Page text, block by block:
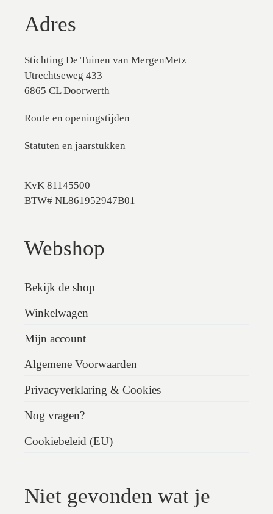
Adres
Stichting De Tuinen van MergenMetz
Utrechtseweg 433
6865 CL Doorwerth
Route en openingstijden
Statuten en jaarstukken
KvK 81145500
BTW# NL861952947B01
Webshop
Bekijk de shop
Winkelwagen
Mijn account
Algemene Voorwaarden
Privacyverklaring & Cookies
Nog vragen?
Cookiebeleid (EU)
Niet gevonden wat je